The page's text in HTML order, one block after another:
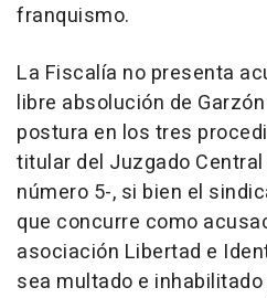
franquismo.
La Fiscalía no presenta
libre absolución de
postura en los tres
titular del Juzgado
número 5-, si bien el
que concurre como
asociación Libertad e
sea multado e